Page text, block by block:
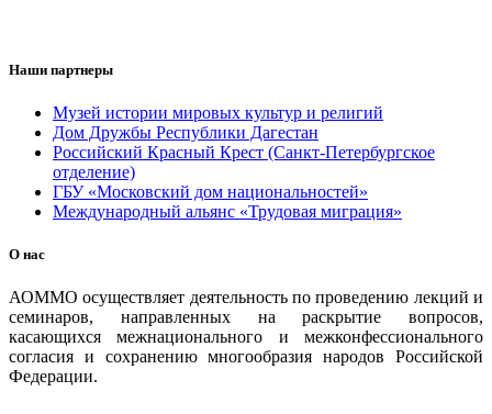
Наши партнеры
Музей истории мировых культур и религий
Дом Дружбы Республики Дагестан
Российский Красный Крест (Санкт-Петербургское
отделение)
ГБУ «Московский дом национальностей»
Международный альянс «Трудовая миграция»
О нас
АОММО осуществляет деятельность по проведению лекций и
семинаров, направленных на раскрытие вопросов,
касающихся межнационального и межконфессионального
согласия и сохранению многообразия народов Российской
Федерации.